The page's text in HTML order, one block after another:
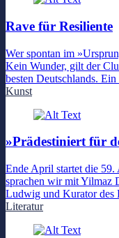
Rave für Resiliente
Wer spontan im
Kein Wunder, gilt der
besten Deutschlands.
Kunst
»Prädestiniert für
Ende April startet die 59.
sprachen wir mit Yilmaz
Ludwig und Kurator des
Literatur